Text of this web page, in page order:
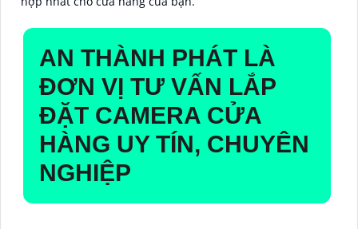
AN THÀNH PHÁT LÀ
ĐƠN VỊ TƯ VẤN LẮP
ĐẶT CAMERA CỬA
HÀNG UY TÍN, CHUYÊN
NGHIỆP